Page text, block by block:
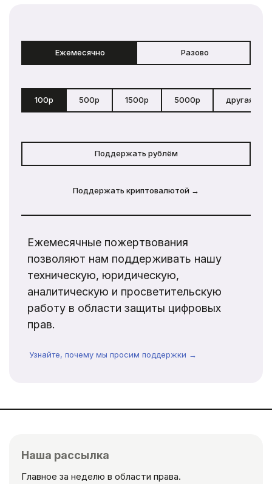
Ежемесячно Разово
100р 500р 1500р 5000р другая
Поддержать рублём
Поддержать криптовалютой →
Ежемесячные пожертвования
позволяют нам поддерживать нашу
техническую, юридическую,
аналитическую и просветительскую
работу в области защиты цифровых
прав.
Узнайте, почему мы просим поддержки →
Наша рассылка
Главное за неделю в области права.